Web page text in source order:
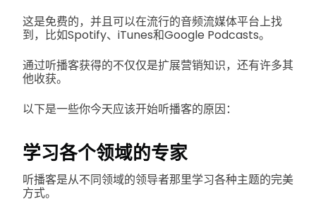
这是免费的，并且可以在流行的音频流媒体平台上找
到，比如Spotify、iTunes和Google Podcasts。
通过听播客获得的不仅仅是扩展营销知识，还有许多其
他收获。
以下是一些你今天应该开始听播客的原因：
学习各个领域的专家
听播客是从不同领域的领导者那里学习各种主题的完美
方式。